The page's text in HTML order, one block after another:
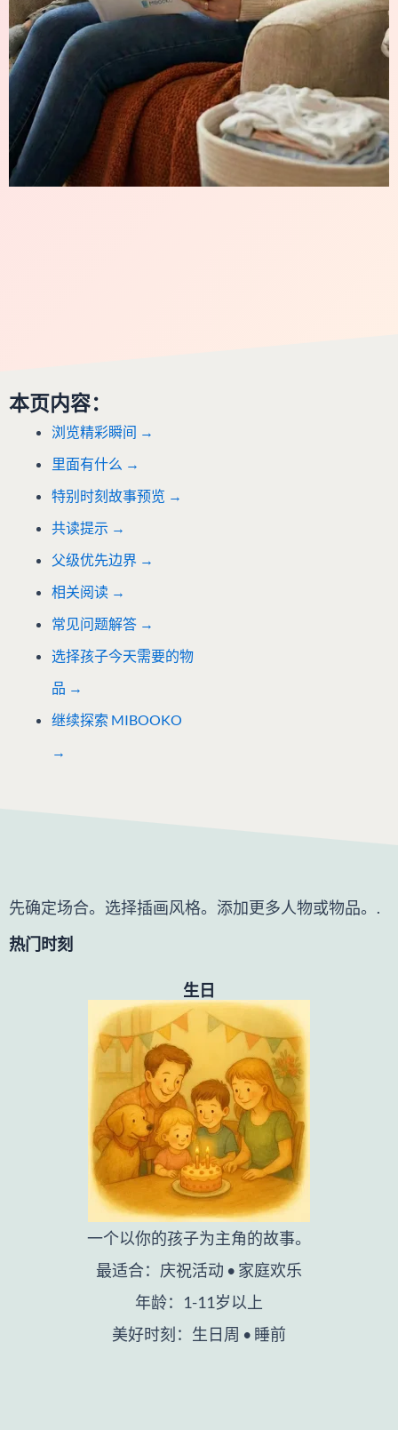
本页内容：
浏览精彩瞬间 →
里面有什么 →
特别时刻故事预览 →
共读提示 →
父级优先边界 →
相关阅读 →
常见问题解答 →
选择孩子今天需要的物
品 →
继续探索 MIBOOKO
→
先确定场合。选择插画风格。添加更多人物或物品。.
热门时刻
生日
一个以你的孩子为主角的故事。
最适合：庆祝活动 • 家庭欢乐
年龄：1-11岁以上
美好时刻：生日周 • 睡前